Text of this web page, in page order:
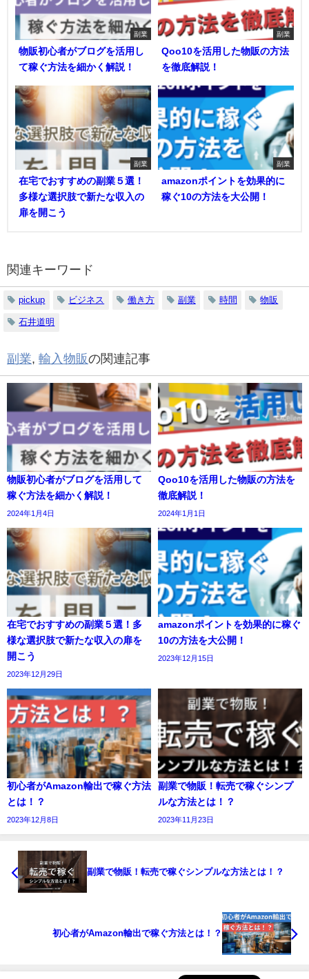
副業
物販初心者がブログを活用し
て稼ぐ方法を細かく解説！
副業
Qoo10を活用した物販の方法
を徹底解説！
副業
在宅でおすすめの副業５選！
多様な選択肢で新たな収入の
扉を開こう
副業
amazonポイントを効果的に
稼ぐ10の方法を大公開！
関連キーワード
pickup ビジネス 働き方 副業 時間 物販
石井道明
副業, 輸入物販の関連記事
物販初心者がブログを活用して
稼ぐ方法を細かく解説！
2024年1月4日
Qoo10を活用した物販の方法を
徹底解説！
2024年1月1日
在宅でおすすめの副業５選！多
様な選択肢で新たな収入の扉を
開こう
2023年12月29日
amazonポイントを効果的に稼ぐ
10の方法を大公開！
2023年12月15日
初心者がAmazon輸出で稼ぐ方法
とは！？
2023年12月8日
副業で物販！転売で稼ぐシンプ
ルな方法とは！？
2023年11月23日
副業で物販！転売で稼ぐシンプルな方法とは！？
初心者がAmazon輸出で稼ぐ方法とは！？